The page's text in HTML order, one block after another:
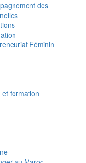
des
Féminin
et formation